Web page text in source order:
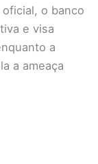
o banco
e visa
a
a ameaça